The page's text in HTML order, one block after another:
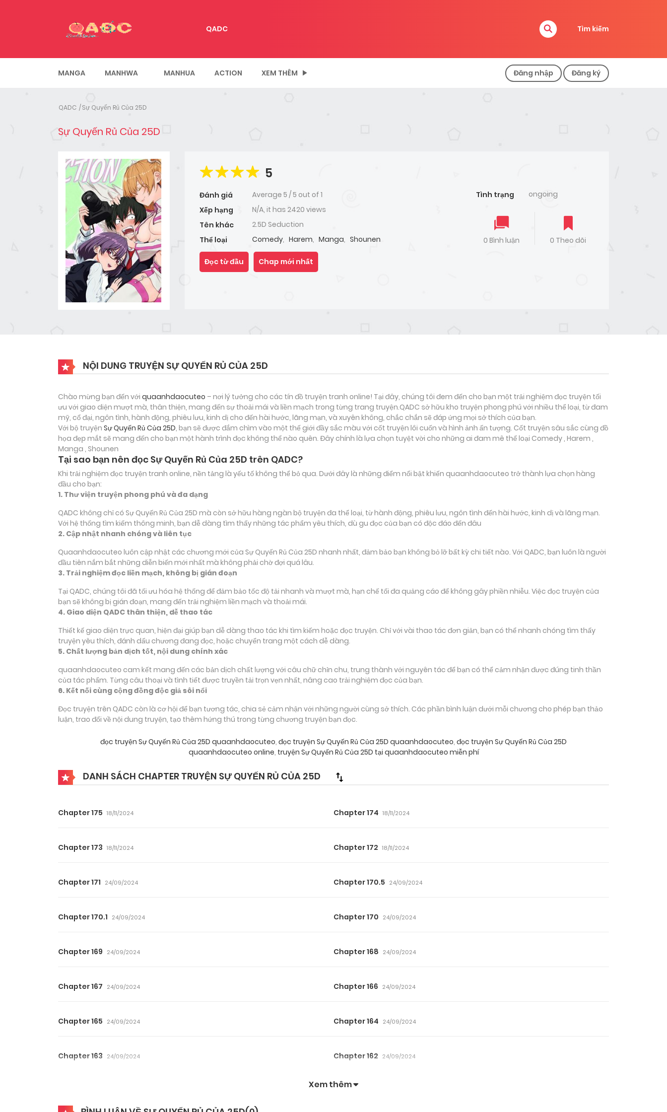
QADC Tìm kiếm
MANGA MANHWA MANHUA ACTION XEM THÊM Đăng nhập Đăng ký
QADC Sự Quyến Rủ Của 25D
Sự Quyến Rủ Của 25D
5
Đánh giá Average 5 /5 out of 1
Xếp hạng
N/A, it has 2420 views
Tên khác
2.5D Seduction
Thể loại
Comedy, Harem, Manga, Shounen
Tình trạng ongoing
0 Bình luận 0 Theo dõi
Đọc từ đầu Chap mới nhất
NỘI DUNG TRUYỆN SỰ QUYẾN RỦ CỦA 25D
Chào mừng bạn đến với quaanhdaocuteo – nơi lý tưởng cho các tín đồ truyện tranh online! Tại đây, chúng tôi đem đến cho bạn một trải nghiệm đọc truyện tối
ưu với giao diện mượt mà, thân thiện, mang đến sự thoải mái và liền mạch trong từng trang truyện.QADC sở hữu kho truyện phong phú với nhiều thể loại, từ đam
mỹ, cổ đại, ngôn tình, hành động, phiêu lưu, kinh dị cho đến hài hước, lãng mạn, và xuyên không, chắc chắn sẽ đáp ứng mọi sở thích của bạn.
Với bộ truyện Sự Quyến Rủ Của 25D, bạn sẽ được đắm chìm vào một thế giới đầy sắc màu với cốt truyện lôi cuốn và hình ảnh ấn tượng. Cốt truyện sâu sắc cùng đồ
họa đẹp mắt sẽ mang đến cho bạn một hành trình đọc không thể nào quên. Đây chính là lựa chọn tuyệt vời cho những ai đam mê thể loại Comedy , Harem ,
Manga , Shounen
Tại sao bạn nên đọc Sự Quyến Rủ Của 25D trên QADC?
Khi trải nghiệm đọc truyện tranh online, nền tảng là yếu tố không thể bỏ qua. Dưới đây là những điểm nổi bật khiến quaanhdaocuteo trở thành lựa chọn hàng
đầu cho bạn:
1. Thư viện truyện phong phú và đa dạng
QADC không chỉ có Sự Quyến Rủ Của 25D mà còn sở hữu hàng ngàn bộ truyện đa thể loại, từ hành động, phiêu lưu, ngôn tình đến hài hước, kinh dị và lãng mạn.
Với hệ thống tìm kiếm thông minh, bạn dễ dàng tìm thấy những tác phẩm yêu thích, dù gu đọc của bạn có độc đáo đến đâu
2. Cập nhật nhanh chóng và liên tục
Quaanhdaocuteo luôn cập nhật các chương mới của Sự Quyến Rủ Của 25D nhanh nhất, đảm bảo bạn không bỏ lỡ bất kỳ chi tiết nào. Với QADC, bạn luôn là người
đầu tiên nắm bắt những diễn biến mới nhất mà không phải chờ đợi quá lâu.
3. Trải nghiệm đọc liền mạch, không bị gián đoạn
Tại QADC, chúng tôi đã tối ưu hóa hệ thống để đảm bảo tốc độ tải nhanh và mượt mà, hạn chế tối đa quảng cáo để không gây phiền nhiễu. Việc đọc truyện của
bạn sẽ không bị gián đoạn, mang đến trải nghiệm liền mạch và thoải mái.
4. Giao diện QADC thân thiện, dễ thao tác
Thiết kế giao diện trực quan, hiện đại giúp bạn dễ dàng thao tác khi tìm kiếm hoặc đọc truyện. Chỉ với vài thao tác đơn giản, bạn có thể nhanh chóng tìm thấy
truyện yêu thích, đánh dấu chương đang đọc, hoặc chuyển trang một cách dễ dàng.
5. Chất lượng bản dịch tốt, nội dung chính xác
quaanhdaocuteo cam kết mang đến các bản dịch chất lượng với câu chữ chỉn chu, trung thành với nguyên tác để bạn có thể cảm nhận được đúng tinh thần
của tác phẩm. Từng câu thoại và tình tiết được truyền tải trọn vẹn nhất, nâng cao trải nghiệm đọc của bạn.
6. Kết nối cùng cộng đồng độc giả sôi nổi
Đọc truyện trên QADC còn là cơ hội để bạn tương tác, chia sẻ cảm nhận với những người cùng sở thích. Các phần bình luận dưới mỗi chương cho phép bạn thảo
luận, trao đổi về nội dung truyện, tạo thêm hứng thú trong từng chương truyện bạn đọc.
đọc truyện Sự Quyến Rủ Của 25D quaanhdaocuteo, đọc truyện Sự Quyến Rủ Của 25D quaanhdaocuteo, đọc truyện Sự Quyến Rủ Của 25D
quaanhdaocuteo online, truyện Sự Quyến Rủ Của 25D tại quaanhdaocuteo miễn phí
DANH SÁCH CHAPTER TRUYỆN SỰ QUYẾN RỦ CỦA 25D
Chapter 175 18/11/2024 Chapter 174 18/11/2024
Chapter 173 18/11/2024 Chapter 172 18/11/2024
Chapter 171 24/09/2024 Chapter 170.5 24/09/2024
Chapter 170.1 24/09/2024 Chapter 170 24/09/2024
Chapter 169 24/09/2024 Chapter 168 24/09/2024
Chapter 167 24/09/2024 Chapter 166 24/09/2024
Chapter 165 24/09/2024 Chapter 164 24/09/2024
Chapter 163 24/09/2024 Chapter 162 24/09/2024
Xem thêm